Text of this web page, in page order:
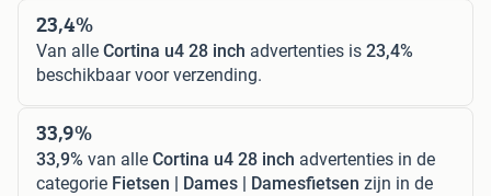
23,4%
Van alle Cortina u4 28 inch advertenties is 23,4%
beschikbaar voor verzending.
33,9%
33,9% van alle Cortina u4 28 inch advertenties in de
categorie Fietsen | Dames | Damesfietsen zijn in de